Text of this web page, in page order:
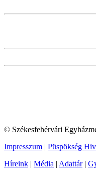
© Székesfehérvári
Impresszum | Püspökség
Híreink | Média | Adattár|